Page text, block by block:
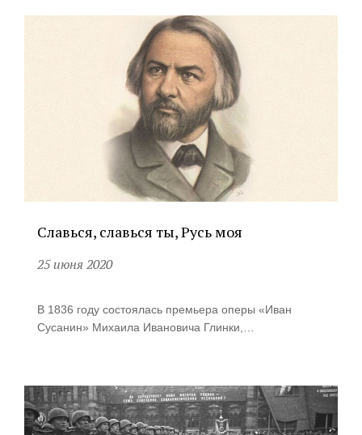
Славься, славься ты, Русь моя
25 июня 2020
В 1836 году состоялась премьера оперы «Иван
Сусанин» Михаила Ивановича Глинки,…